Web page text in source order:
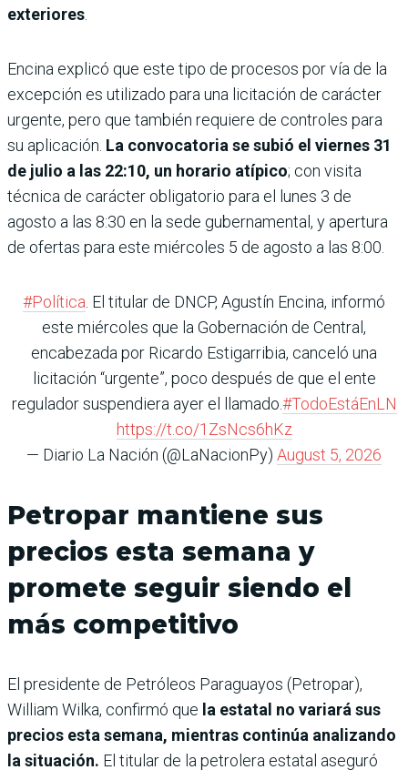
exteriores.
Encina explicó que este tipo de procesos por vía de la
excepción es utilizado para una licitación de carácter
urgente, pero que también requiere de controles para
su aplicación. La convocatoria se subió el viernes 31
de julio a las 22:10, un horario atípico; con visita
técnica de carác­ter obligatorio para el lunes 3 de
agosto a las 8:30 en la sede gubernamental, y apertura
de ofertas para este miérco­les 5 de agosto a las 8:00.
#Política. El titular de DNCP, Agustín Encina, informó
este miércoles que la Gobernación de Central,
encabezada por Ricardo Estigarribia, canceló una
licitación “urgente”, poco después de que el ente
regulador suspendiera ayer el llamado.#TodoEstáEnLN
https://t.co/1ZsNcs6hKz
— Diario La Nación (@LaNacionPy) August 5, 2026
Petropar mantiene sus
precios esta semana y
promete seguir siendo el
más competitivo
El presidente de Petróleos Paraguayos (Petropar),
William Wilka, confirmó que la estatal no variará sus
precios esta semana, mientras continúa analizando
la situación. El titular de la petrolera estatal aseguró